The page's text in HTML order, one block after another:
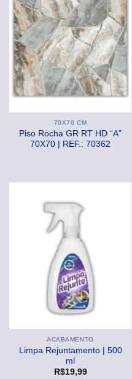
70X70 CM
Piso Rocha GR RT HD “A”
70X70 | REF.: 70362
ACABAMENTO
Limpa Rejuntamento | 500
ml
R$19,99